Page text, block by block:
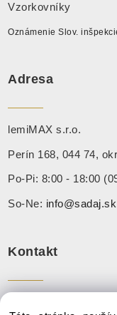
Vzorkovníky
Oznámenie Slov.
Adresa
lemiMAX s.r.o.
Perín 168, 044 74,
Po-Pi: 8:00 - 18:00
So-Ne: info@sadaj.sk
Kontakt